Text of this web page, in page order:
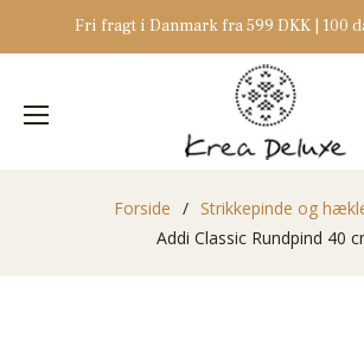
Fri fragt i Danmark fra 599 DKK | 100
Forside / Strikkepinde og
Addi Classic Rundpind 40